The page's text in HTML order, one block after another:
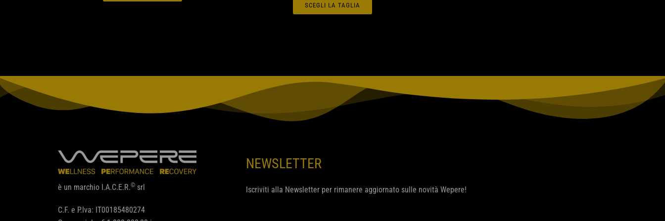
SCEGLI LA TAGLIA
è un marchio I.A.C.E.R.© srl
C.F. e P.Iva: IT00185480274
NEWSLETTER
Iscriviti alla Newsletter per rimanere aggiornato sulle novità Wepere!